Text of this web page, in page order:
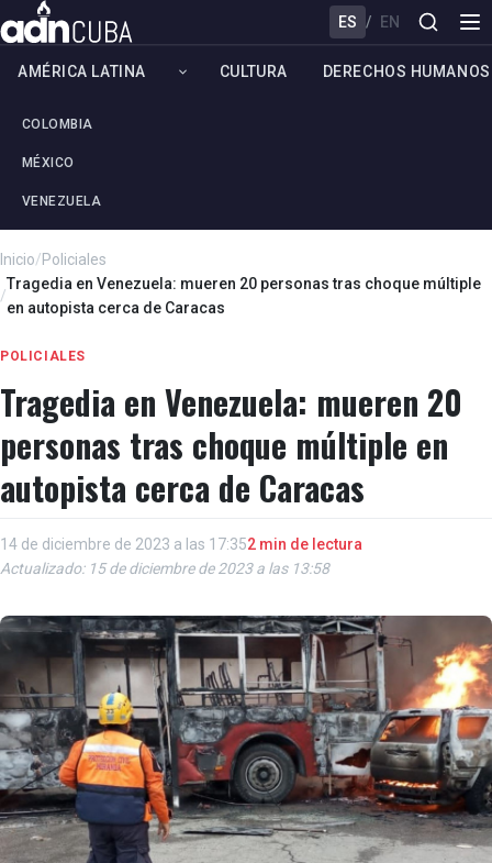
ES / EN
AMÉRICA LATINA
COLOMBIA
MÉXICO
VENEZUELA
CULTURA DERECHOS HUMANOS
Inicio/Policiales
/
Tragedia en Venezuela: mueren 20 personas tras choque múltiple
en autopista cerca de Caracas
POLICIALES
Tragedia en Venezuela: mueren 20
personas tras choque múltiple en
autopista cerca de Caracas
14 de diciembre de 2023 a las 17:352 min de lectura
Actualizado: 15 de diciembre de 2023 a las 13:58